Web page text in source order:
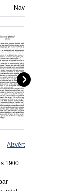
Nav
Aizvērt
1900.